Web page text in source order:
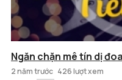
Ngăn chặn mê tín dị
2 năm trước 426 lượt xem